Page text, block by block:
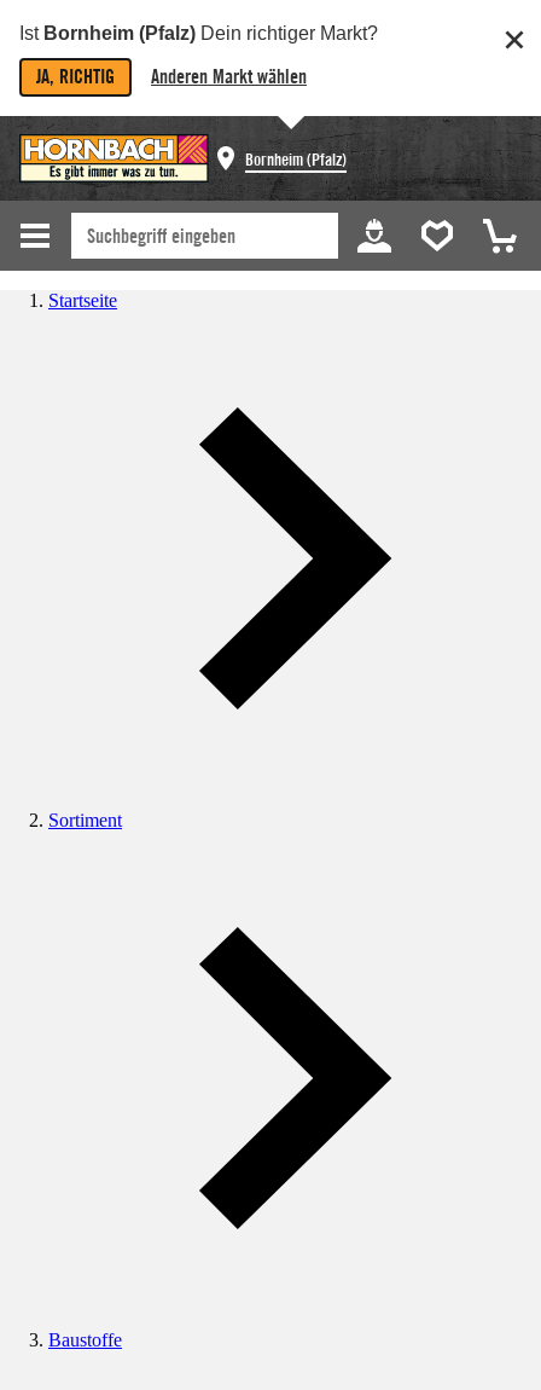
Ist Bornheim (Pfalz) Dein richtiger Markt?
JA, RICHTIG Anderen Markt wählen
Bornheim (Pfalz)
Startseite
Sortiment
Baustoffe